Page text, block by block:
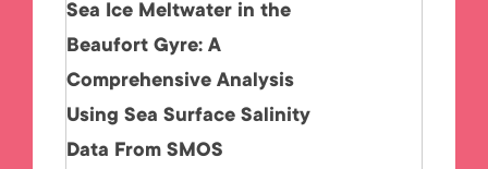
Sea Ice Meltwater in the
Beaufort Gyre: A
Comprehensive Analysis
Using Sea Surface Salinity
Data From SMOS